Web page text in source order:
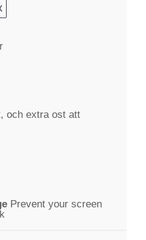
och extra ost att
Prevent your screen